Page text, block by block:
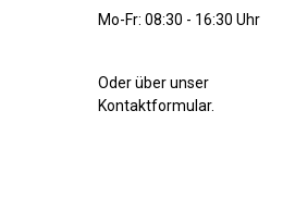
Mo-Fr: 08:30 - 16:30 Uhr
Oder über unser
Kontaktformular.